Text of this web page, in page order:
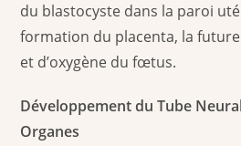
du blastocyste dans la paroi
formation du placenta, la
et d’oxygène du fœtus.
Développement du Tube
Organes